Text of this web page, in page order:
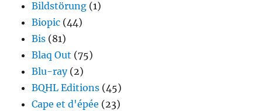
Bildstörung (1)
Biopic (44)
Bis (81)
Blaq Out (75)
Blu-ray(2)
BQHL Editions (45)
Cape et d'épée (23)